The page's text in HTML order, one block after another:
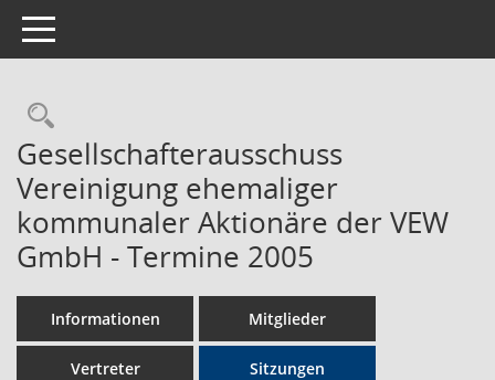
Toggle navigation
Rechercheauswahl
Gesellschafterausschuss
Vereinigung ehemaliger
kommunaler Aktionäre der VEW
GmbH - Termine 2005
Informationen Mitglieder
Vertreter Sitzungen